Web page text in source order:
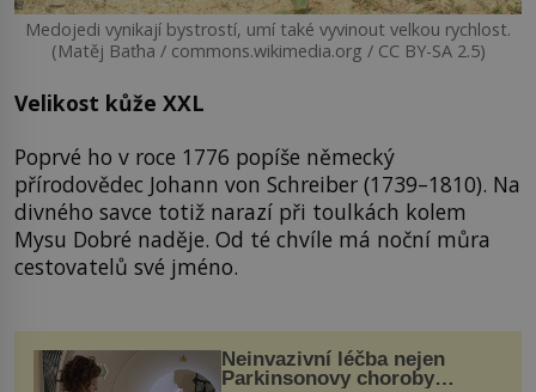
Medojedi vynikají bystrostí, umí také vyvinout velkou rychlost.
(Matěj Baťha / commons.wikimedia.org / CC BY-SA 2.5)
Velikost kůže XXL
Poprvé ho v roce 1776 popíše německý
přírodovědec Johann von Schreiber (1739–1810). Na
divného savce totiž narazí při toulkách kolem
Mysu Dobré naděje. Od té chvíle má noční můra
cestovatelů své jméno.
Neinvazivní léčba nejen
Parkinsonovy choroby